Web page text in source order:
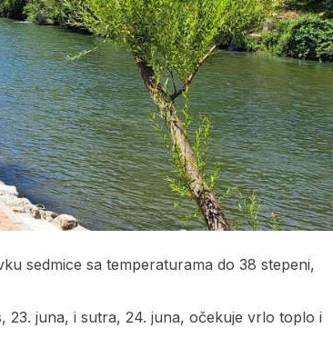
sedmice sa temperaturama do 38 stepeni,
23. juna, i sutra, 24. juna, očekuje vrlo toplo i